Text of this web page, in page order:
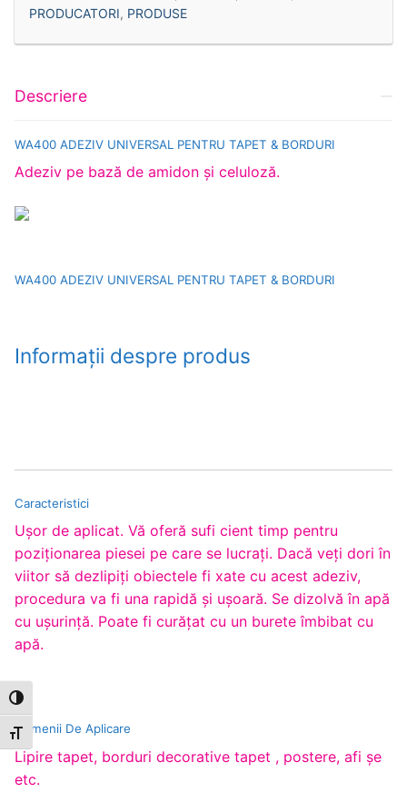
Toggle High Contrast
Toggle Font size
PRODUCATORI, PRODUSE
Descriere
WA400 ADEZIV UNIVERSAL PENTRU TAPET & BORDURI
Adeziv pe bază de amidon şi celuloză.
WA400 ADEZIV UNIVERSAL PENTRU TAPET & BORDURI
Informații despre produs
Caracteristici
Uşor de aplicat. Vă oferă sufi cient timp pentru
poziţionarea piesei pe care se lucraţi. Dacă veţi dori în
viitor să dezlipiţi obiectele fi xate cu acest adeziv,
procedura va fi una rapidă şi uşoară. Se dizolvă în apă
cu uşurinţă. Poate fi curăţat cu un burete îmbibat cu
apă.
Domenii De Aplicare
Lipire tapet, borduri decorative tapet , postere, afi şe
etc.